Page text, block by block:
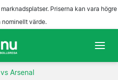
Priserna kan vara högre
nominellt värde.
Arsenal